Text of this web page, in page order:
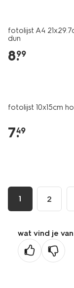
fotolijst A4
dun
8.
99
fotolijst 10x15cm
7.
49
1 2
wat vind je